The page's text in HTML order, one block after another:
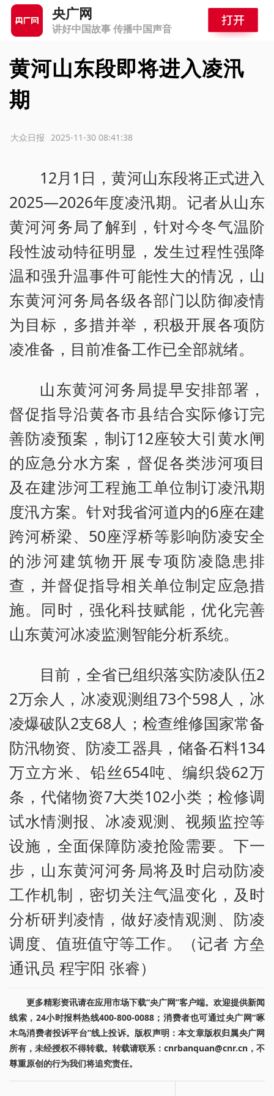
央广网
讲好中国故事 传播中国声音
黄河山东段即将进入凌汛
期
2025-11-30 08:41:38
大众日报
12月1日，黄河山东段将正式进入
2025—2026年度凌汛期。记者从山东
黄河河务局了解到，针对今冬气温阶
段性波动特征明显，发生过程性强降
温和强升温事件可能性大的情况，山
东黄河河务局各级各部门以防御凌情
为目标，多措并举，积极开展各项防
凌准备，目前准备工作已全部就绪。
山东黄河河务局提早安排部署，
督促指导沿黄各市县结合实际修订完
善防凌预案，制订12座较大引黄水闸
的应急分水方案，督促各类涉河项目
及在建涉河工程施工单位制订凌汛期
度汛方案。针对我省河道内的6座在建
跨河桥梁、50座浮桥等影响防凌安全
的涉河建筑物开展专项防凌隐患排
查，并督促指导相关单位制定应急措
施。同时，强化科技赋能，优化完善
山东黄河冰凌监测智能分析系统。
目前，全省已组织落实防凌队伍2
2万余人，冰凌观测组73个598人，冰
凌爆破队2支68人；检查维修国家常备
防汛物资、防凌工器具，储备石料134
万立方米、铅丝654吨、编织袋62万
条，代储物资7大类102小类；检修调
试水情测报、冰凌观测、视频监控等
设施，全面保障防凌抢险需要。下一
步，山东黄河河务局将及时启动防凌
工作机制，密切关注气温变化，及时
分析研判凌情，做好凌情观测、防凌
调度、值班值守等工作。（记者 方垒
通讯员 程宇阳 张睿）
更多精彩资讯请在应用市场下载“央广网”客户端。欢迎提供新闻
线索，24小时报料热线400-800-0088；消费者也可通过央广网“啄
木鸟消费者投诉平台”线上投诉。版权声明：本文章版权归属央广网
所有，未经授权不得转载。转载请联系：cnrbanquan@cnr.cn，不
尊重原创的行为我们将追究责任。